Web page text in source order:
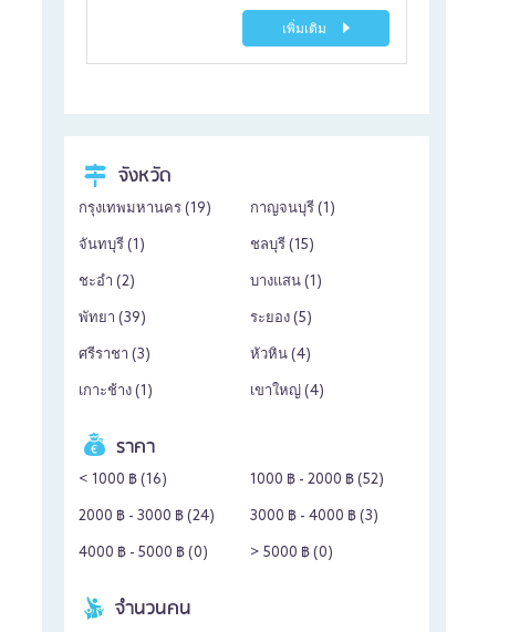
เพิ่มเติม
จังหวัด
กรุงเทพมหานคร (19) กาญจนบุรี (1 )
จันทบุรี (1 ) ชลบุรี (15)
ชะอำ (2) บางแสน (1 )
พัทยา (39) ระยอง (5)
ศรีราชา (3) หัวหิน (4)
เกาะช้าง (1 ) เขาใหญ่ (4)
ราคา
< 1000 ฿ (16) 1000 ฿ - 2000 ฿ (52)
2000 ฿ - 3000 ฿ (24) 3000 ฿ - 4000 ฿ (3)
4000 ฿ - 5000 ฿ (0) > 5000 ฿ (0)
จำนวนคน